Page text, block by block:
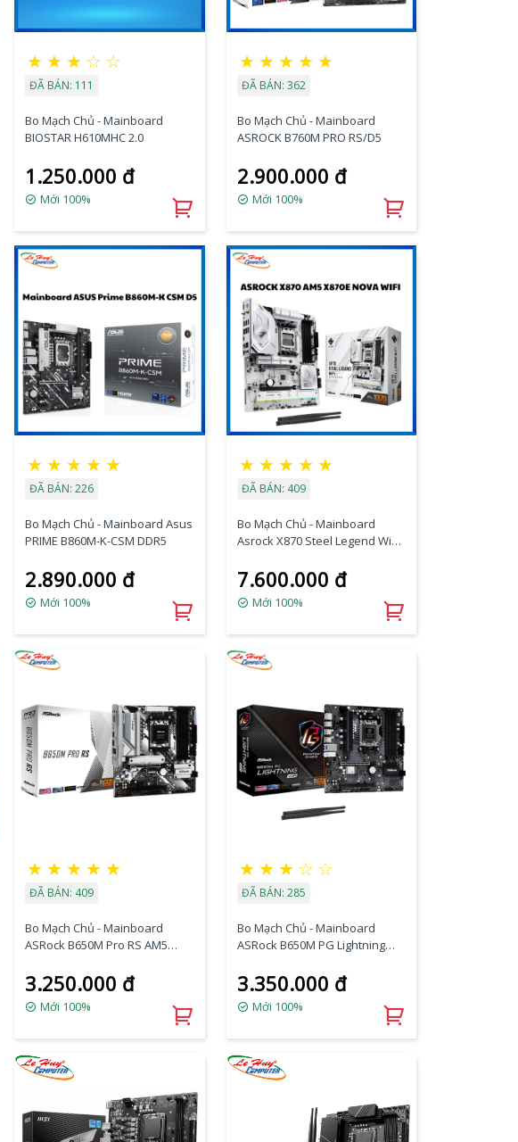
★ ★ ★ ☆ ☆
ĐÃ BÁN: 111
Bo Mạch Chủ - Mainboard
BIOSTAR H610MHC 2.0
1.250.000 đ
Mới 100%
★ ★ ★ ★ ★
ĐÃ BÁN: 362
Bo Mạch Chủ - Mainboard
ASROCK B760M PRO RS/D5
2.900.000 đ
Mới 100%
★ ★ ★ ★ ★
ĐÃ BÁN: 226
Bo Mạch Chủ - Mainboard Asus
PRIME B860M-K-CSM DDR5
2.890.000 đ
Mới 100%
★ ★ ★ ★ ★
ĐÃ BÁN: 409
Bo Mạch Chủ - Mainboard
Asrock X870 Steel Legend Wifi
7.600.000 đ
Mới 100%
★ ★ ★ ★ ★
ĐÃ BÁN: 409
Bo Mạch Chủ - Mainboard
ASRock B650M Pro RS AM5
3.250.000 đ
Mới 100%
★ ★ ★ ☆ ☆
ĐÃ BÁN: 285
Bo Mạch Chủ - Mainboard
ASRock B650M PG Lightning
3.350.000 đ
Mới 100%